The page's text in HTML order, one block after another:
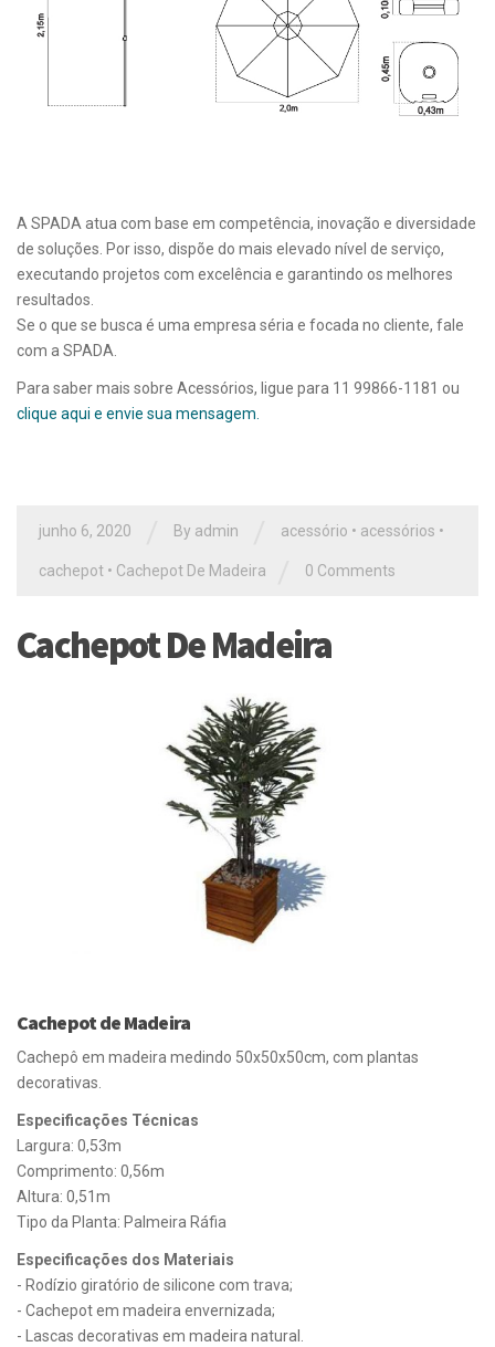
A SPADA atua com base em competência, inovação e diversidade
de soluções. Por isso, dispõe do mais elevado nível de serviço,
executando projetos com excelência e garantindo os melhores
resultados.
Se o que se busca é uma empresa séria e focada no cliente, fale
com a SPADA.
Para saber mais sobre Acessórios, ligue para 11 99866-1181 ou
clique aqui e envie sua mensagem.
junho 6, 2020 By admin acessório • acessórios •
cachepot • Cachepot De Madeira 0 Comments
Cachepot De Madeira
Cachepot de Madeira
Cachepô em madeira medindo 50x50x50cm, com plantas
decorativas.
Especificações Técnicas
Largura: 0,53m
Comprimento: 0,56m
Altura: 0,51m
Tipo da Planta: Palmeira Ráfia
Especificações dos Materiais
- Rodízio giratório de silicone com trava;
- Cachepot em madeira envernizada;
- Lascas decorativas em madeira natural.